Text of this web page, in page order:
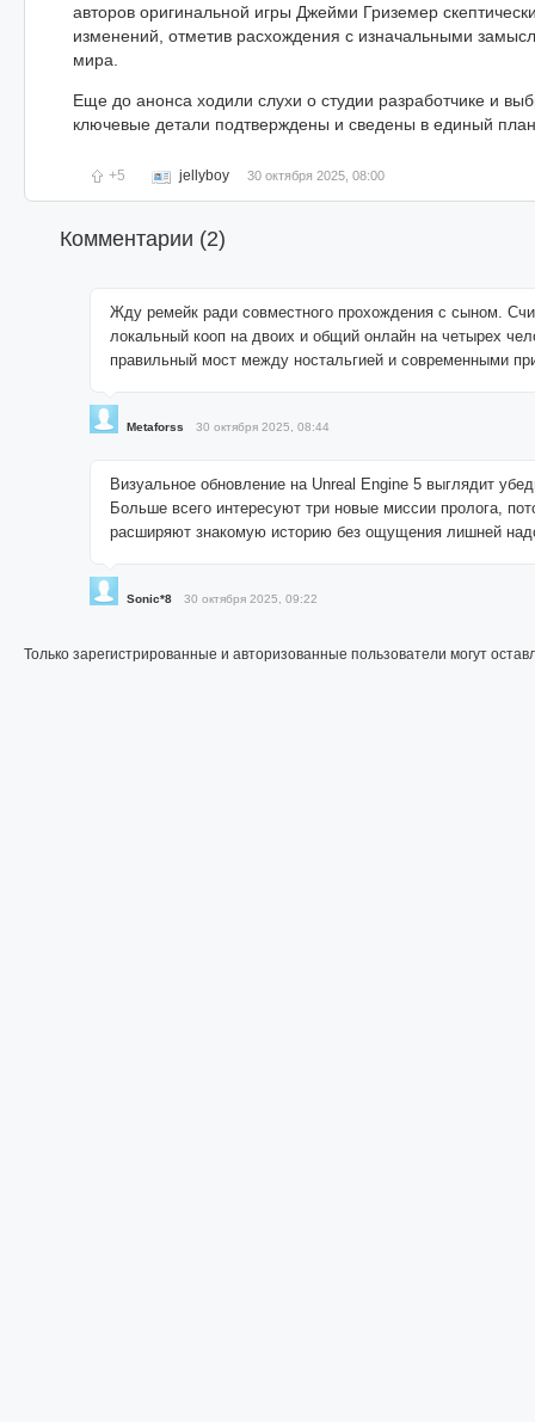
авторов оригинальной игры Джейми Гриземер
изменений, отметив расхождения с изначальными
мира.
Еще до анонса ходили слухи о студии разработчике и
ключевые детали подтверждены и сведены в единый
+5 jellyboy 30 октября 2025, 08:00
Комментарии (2)
Жду ремейк ради совместного прохождения с сыном.
локальный кооп на двоих и общий онлайн на четырех
правильный мост между ностальгией и современными
Metaforss 30 октября 2025, 08:44
Визуальное обновление на Unreal Engine 5 выглядит
Больше всего интересуют три новые миссии пролога,
расширяют знакомую историю без ощущения лишней
Sonic*8 30 октября 2025, 09:22
Только зарегистрированные и авторизованные пользователи могут